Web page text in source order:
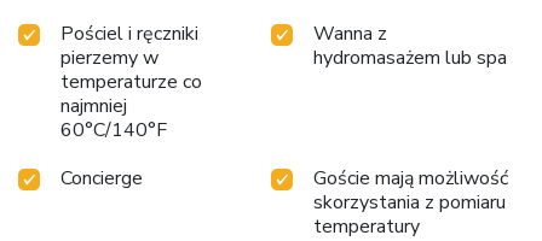
Pościel i ręczniki
pierzemy w
temperaturze co
najmniej
60°C/140°F
Wanna z
hydromasażem lub spa
Concierge
Goście mają możliwość
skorzystania z pomiaru
temperatury